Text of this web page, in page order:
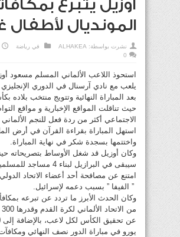
أوزيل يتبرع
المونديال لأطفال
نشرت بواسطة: ALHAKEA في رياضة
0
استحوذ اللاعب الألماني المسلم مسعود
يلعب مع نادي آرسنال في الدوري
بعد المباراة النهائية وتتويج منتخب بلاده
حيث تناقلت المواقع الإخبارية و مواقع
الاجتماعي أكثر من ردة فعل للنجم الألماني
استهل المباراة بقراءة القرآن في أرض
واختتمها بسجدة شكر في نهاية المباراة.
وكان أوزيل قد شغل الأوساط بتصريحاته
سيبقى في البرازيل لبناء 4
امتنع عن مصافحة أحد أعضاء الاتحاد
” الفيفا ” بسبب دعمه لإسرائيل.
وكان الحدث الأبرز ما تردد عن تبرعه
يورو في مباراة الدور نصف النهائي